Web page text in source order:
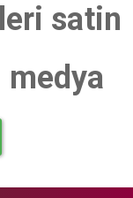
satin